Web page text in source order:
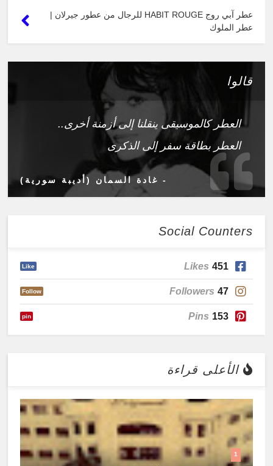
عطر آبي روج HABIT ROUGE للرجال من عطور جيرلان |
عطر الملوك
قالوا
العطر كالموسيقى ينقلنا إلى أزمنة أخرى..
العطر بطاقة سفر إلى الذكرى
- غادة السمان (أديبة سورية)
Social Counters
451
Likes
Like
47
Followers
Follow
153
Pins
pin
الأعلى قراءة
1